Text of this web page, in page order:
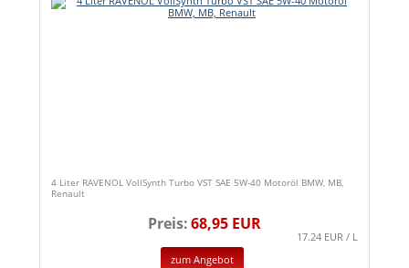
4 Liter RAVENOL VollSynth Turbo VST SAE 5W-40 Motoröl BMW, MB,
Renault
Preis:68,95 EUR
17.24 EUR / L
zum Angebot